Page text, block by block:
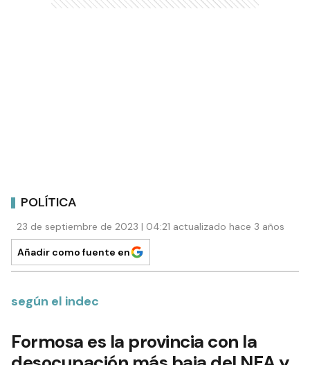
POLÍTICA
23 de septiembre de 2023 | 04:21 actualizado hace 3 años
Añadir como fuente en
según el indec
Formosa es la provincia con la